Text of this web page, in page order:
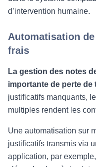
d’intervention humaine.
Automatisation
frais
La gestion des notes
importante de perte de
justificatifs manquants,
multiples rendent les
Une automatisation sur
justificatifs transmis via
application, par